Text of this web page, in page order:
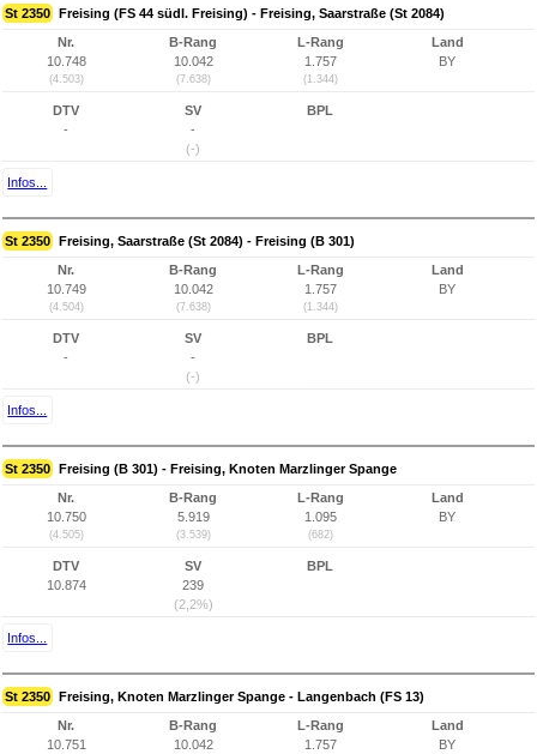
St 2350 Freising (FS 44 südl. Freising) - Freising, Saarstraße (St 2084)
Nr.
10.748
(4.503)
B-Rang
10.042
(7.638)
L-Rang
1.757
(1.344)
Land
BY
DTV
-
SV
-
(-)
BPL
Infos...
St 2350 Freising, Saarstraße (St 2084) - Freising (B 301)
Nr.
10.749
(4.504)
B-Rang
10.042
(7.638)
L-Rang
1.757
(1.344)
Land
BY
DTV
-
SV
-
(-)
BPL
Infos...
St 2350 Freising (B 301) - Freising, Knoten Marzlinger Spange
Nr.
10.750
(4.505)
B-Rang
5.919
(3.539)
L-Rang
1.095
(682)
Land
BY
DTV
10.874
SV
239
(2,2%)
BPL
Infos...
St 2350 Freising, Knoten Marzlinger Spange - Langenbach (FS 13)
Nr.
10.751
B-Rang
10.042
L-Rang
1.757
Land
BY